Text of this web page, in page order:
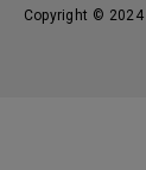
Copyright ©